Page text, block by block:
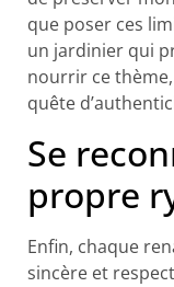
que poser ces
un jardinier qui
nourrir ce
quête
Se
propre
Enfin, chaque
sincère et